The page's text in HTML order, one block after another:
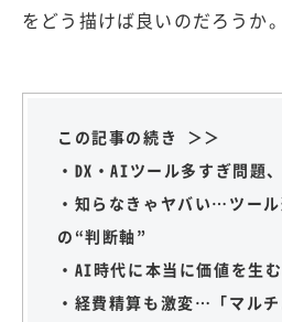
をどう描けば良いのだろうか。
この記事の続き ＞＞
・DX・AIツール多すぎ問題
・知らなきゃヤバい…ツー
の“判断軸”
・AI時代に本当に価値を生
・経費精算も激変…「マル